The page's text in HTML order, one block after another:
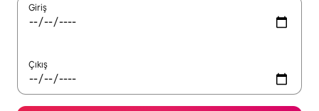
Giriş
Çıkış